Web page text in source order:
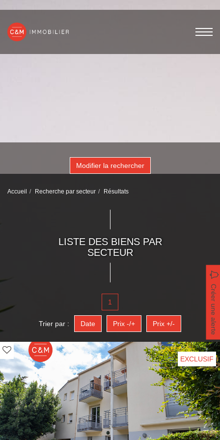
Modifier la rechercher
Accueil Recherche par secteur Résultats
LISTE DES BIENS PAR
SECTEUR
Créer une alerte
1
Trier par : Date Prix -/+ Prix +/-
EXCLUSIF